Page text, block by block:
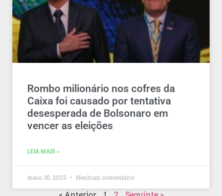
Rombo milionário nos cofres da
Caixa foi causado por tentativa
desesperada de Bolsonaro em
vencer as eleições
LEIA MAIS »
maio 30, 2023 Nenhum comentário